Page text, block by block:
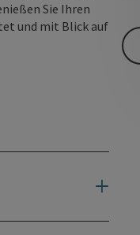
Sie Ihren
und mit Blick auf